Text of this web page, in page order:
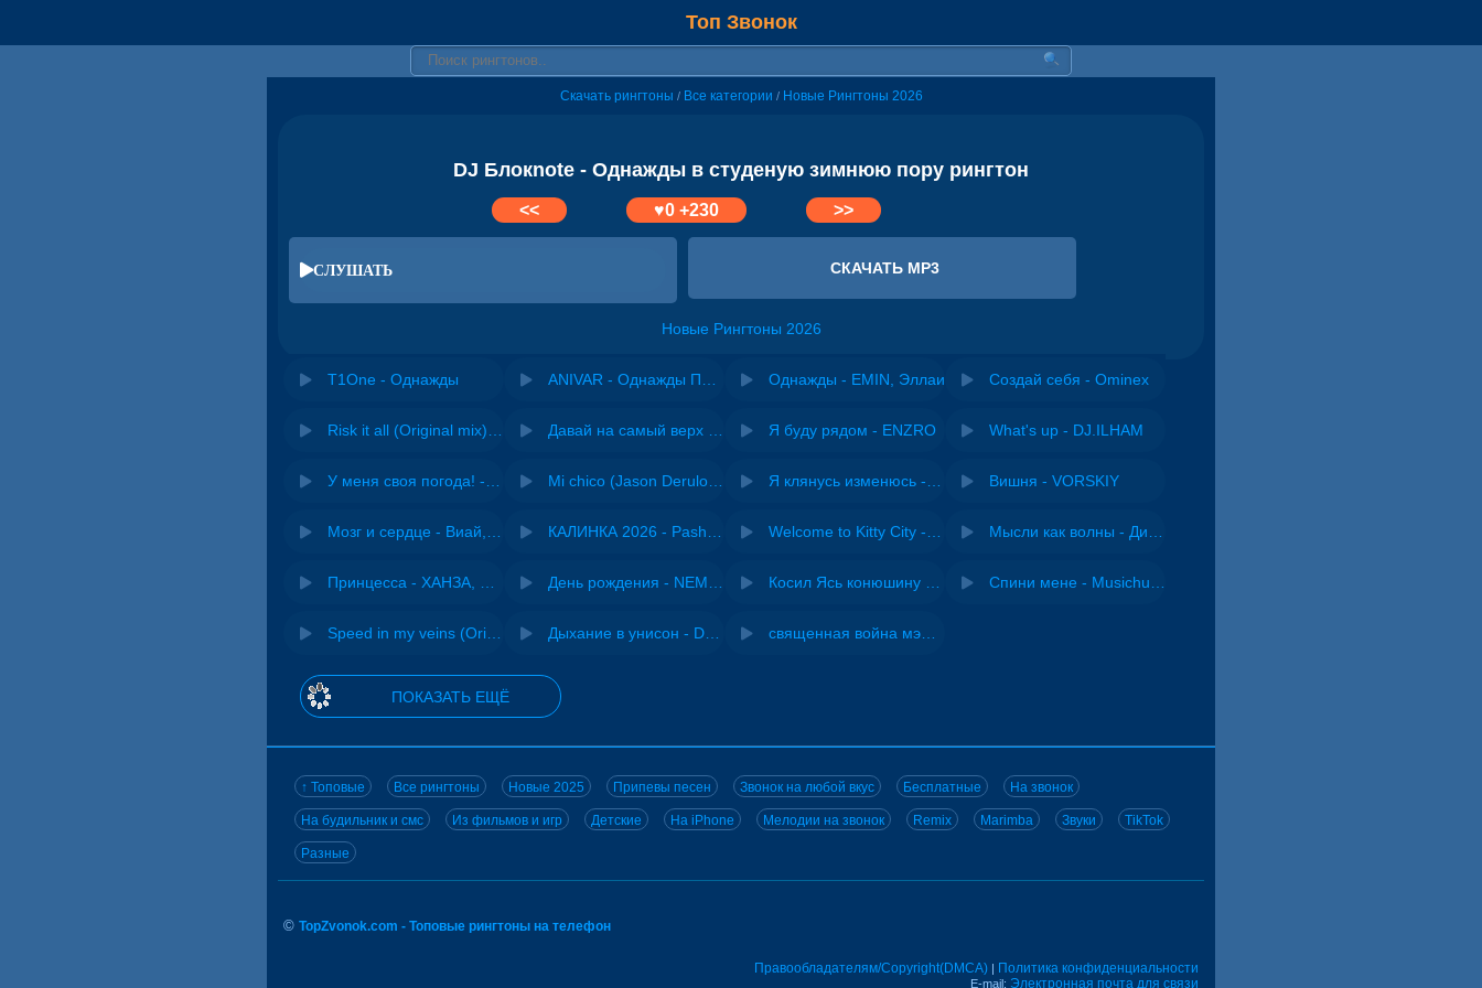
Топ Звонок
Скачать рингтоны / Все категории / Новые Рингтоны 2026
DJ Блокnote - Однажды в студеную зимнюю пору рингтон
<< ♥0+230 >>
СЛУШАТЬ СКАЧАТЬ MP3
Новые Рингтоны 2026
T1One - Однажды Однажды - EMIN, Эллаи Создай себя - Ominex
Я буду рядом - ENZRO What's up - DJ.ILHAM
Вишня - VORSKIY
ПОКАЗАТЬ ЕЩЁ
↑ Топовые Все рингтоны Новые 2025 Припевы песен Звонок на любой вкус Бесплатные На звонок
На будильник и смс Из фильмов и игр Детские На iPhone Мелодии на звонок Remix Marimba Звуки TikTok
Разные
© TopZvonok.com - Топовые рингтоны на телефон
Правообладателям/Copyright(DMCA) | Политика конфиденциальности
E-mail: Электронная почта для связи